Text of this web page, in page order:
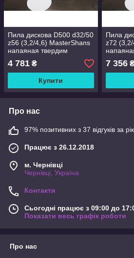
Пила дискова D500 d32/50
z56 (3,2/4,6) МasterShans
напаяная твердим
4 781 ₴
Купити
Пила
z72
7 356
Про нас
97% позитивних з 37 відгуків за рік
Працює з 26.12.2018
м. Чернівці
Чернівці, Україна
Контакти
Сьогодні працює з 09:00 до
Показати весь графік роботи
Про нас